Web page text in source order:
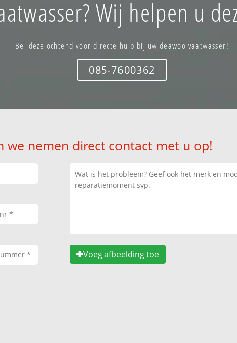
Wij helpen u
Bel deze ochtend voor directe hulp bij uw deawoo vaatwasser!
085-7600362
we nemen direct contact met u op!
Voeg afbeelding toe